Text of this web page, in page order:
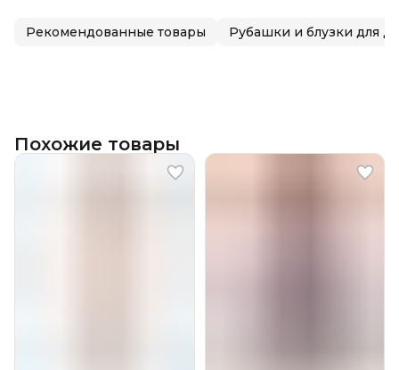
Рекомендованные товары Рубашки и блузки для
Похожие товары